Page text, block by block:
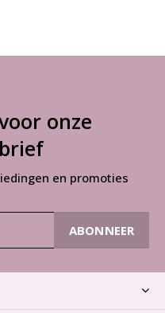
onze
en promoties
ABONNEER